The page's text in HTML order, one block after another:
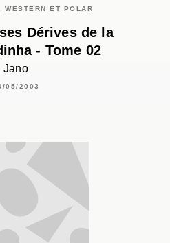
WESTERN ET POLAR
Dérives de la
- Tome 02
Jano
05/2003